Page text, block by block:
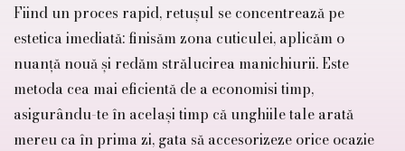
Fiind un proces rapid, retușul se concentrează pe
estetica imediată: finisăm zona cuticulei, aplicăm o
nuanță nouă și redăm strălucirea manichiurii. Este
metoda cea mai eficientă de a economisi timp,
asigurându-te în același timp că unghiile tale arată
mereu ca în prima zi, gata să accesorizeze orice ocazie